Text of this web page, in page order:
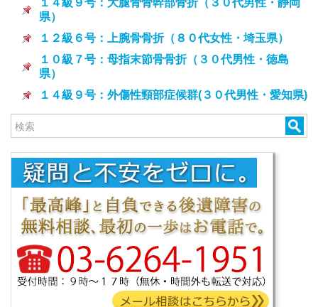
１４級９号：大腿骨骨幹部骨折（３０代男性・静岡
県）
１２級６号：上腕骨骨折（８０代女性・埼玉県）
１０級７号：母指末節骨骨折（３０代男性・徳島
県）
１４級９号：外傷性頸部症候群(３０代男性・愛知県)